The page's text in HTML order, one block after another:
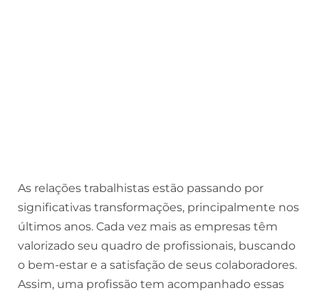
As relações trabalhistas estão passando por
significativas transformações, principalmente nos
últimos anos. Cada vez mais as empresas têm
valorizado seu quadro de profissionais, buscando
o bem-estar e a satisfação de seus colaboradores.
Assim, uma profissão tem acompanhado essas